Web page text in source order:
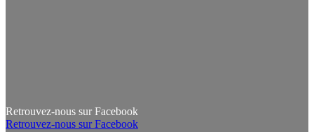
Retrouvez-nous sur Facebook
Retrouvez-nous sur Facebook